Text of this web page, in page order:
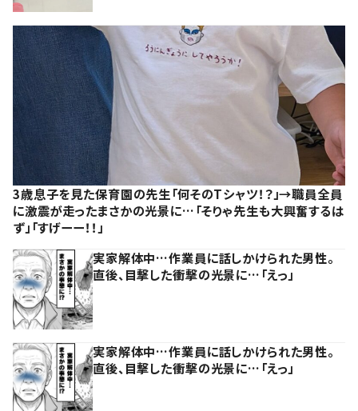
3歳息子を見た保育園の先生「何そのTシャツ！？」→職員全員
に激震が走ったまさかの光景に…「そりゃ先生も大興奮するは
ず」「すげーー！！」
実家解体中…作業員に話しかけられた男性。
直後、目撃した衝撃の光景に…「えっ」
実家解体中…作業員に話しかけられた男性。
直後、目撃した衝撃の光景に…「えっ」